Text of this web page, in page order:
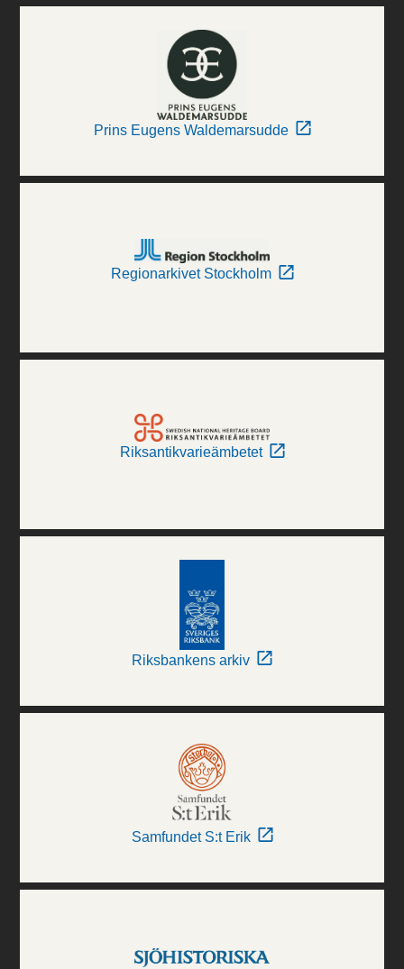
Prins Eugens Waldemarsudde
Regionarkivet Stockholm
Riksantikvarieämbetet
Riksbankens arkiv
Samfundet S:t Erik